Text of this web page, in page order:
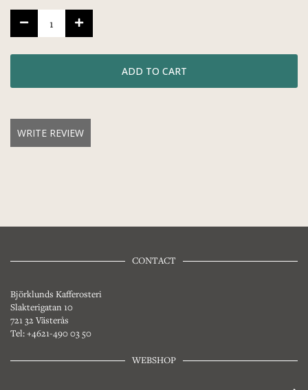
WRITE REVIEW
CONTACT
Björklunds Kafferosteri
Slakterigatan 10
721 32 Västerås
Tel: +4621-490 03 50
WEBSHOP